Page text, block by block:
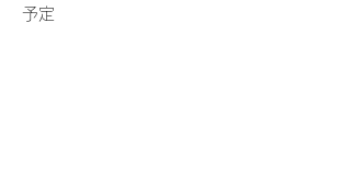
予定